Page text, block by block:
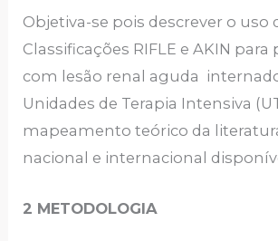
Objetiva-se pois descrever o uso
Classificações RIFLE e AKIN para
com lesão renal aguda
Unidades de Terapia Intensiva
mapeamento teórico da
nacional e internacional
2 METODOLOGIA